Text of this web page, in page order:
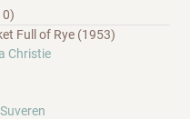
)
Full of Rye (1953)
Christie